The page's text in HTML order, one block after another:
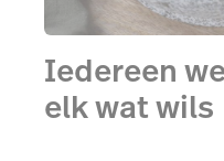
Iedereen
elk wat wils